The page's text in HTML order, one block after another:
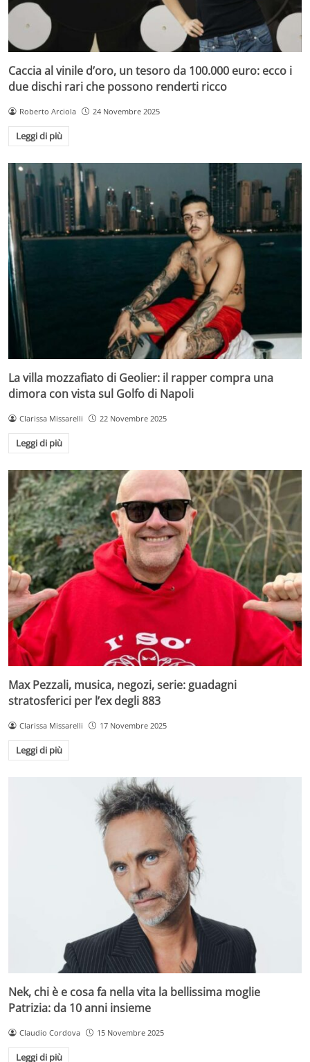
Caccia al vinile d’oro, un tesoro da 100.000 euro: ecco i
due dischi rari che possono renderti ricco
Roberto Arciola 24 Novembre 2025
Leggi di più
La villa mozzafiato di Geolier: il rapper compra una
dimora con vista sul Golfo di Napoli
Clarissa Missarelli 22 Novembre 2025
Leggi di più
Max Pezzali, musica, negozi, serie: guadagni
stratosferici per l’ex degli 883
Clarissa Missarelli 17 Novembre 2025
Leggi di più
Nek, chi è e cosa fa nella vita la bellissima moglie
Patrizia: da 10 anni insieme
Claudio Cordova 15 Novembre 2025
Leggi di più